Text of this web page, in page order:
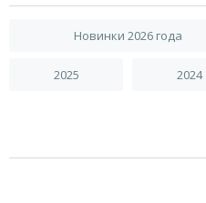
Новинки 2026 года
2025 2024